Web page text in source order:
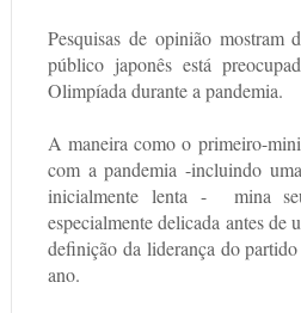
Pesquisas de opinião mostram
público japonês está
Olimpíada durante a pandemia.
A maneira como o primeiro-
com a pandemia -incluindo
inicialmente lenta - mina
especialmente delicada antes de
definição da liderança do
ano.